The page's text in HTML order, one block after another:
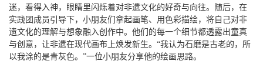
迷，看得入神，眼睛里闪烁着对非遗文化的好奇与向往。随后，在
实践团成员引导下，小朋友们拿起画笔、用色彩描绘，将自己对非
遗文化的理解与想象融入创作中。他们的每一个细节都透露出童真
与创意，让非遗在现代画布上焕发新生。“我认为石磨是古老的，所
以我涂的是青灰色。”一位小朋友分享他的绘画思路。